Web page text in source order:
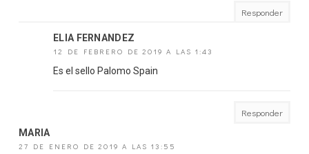
Responder
ELIA FERNANDEZ
12 DE FEBRERO DE 2019 A LAS 1:43
Es el sello Palomo Spain
Responder
MARIA
27 DE ENERO DE 2019 A LAS 13:55